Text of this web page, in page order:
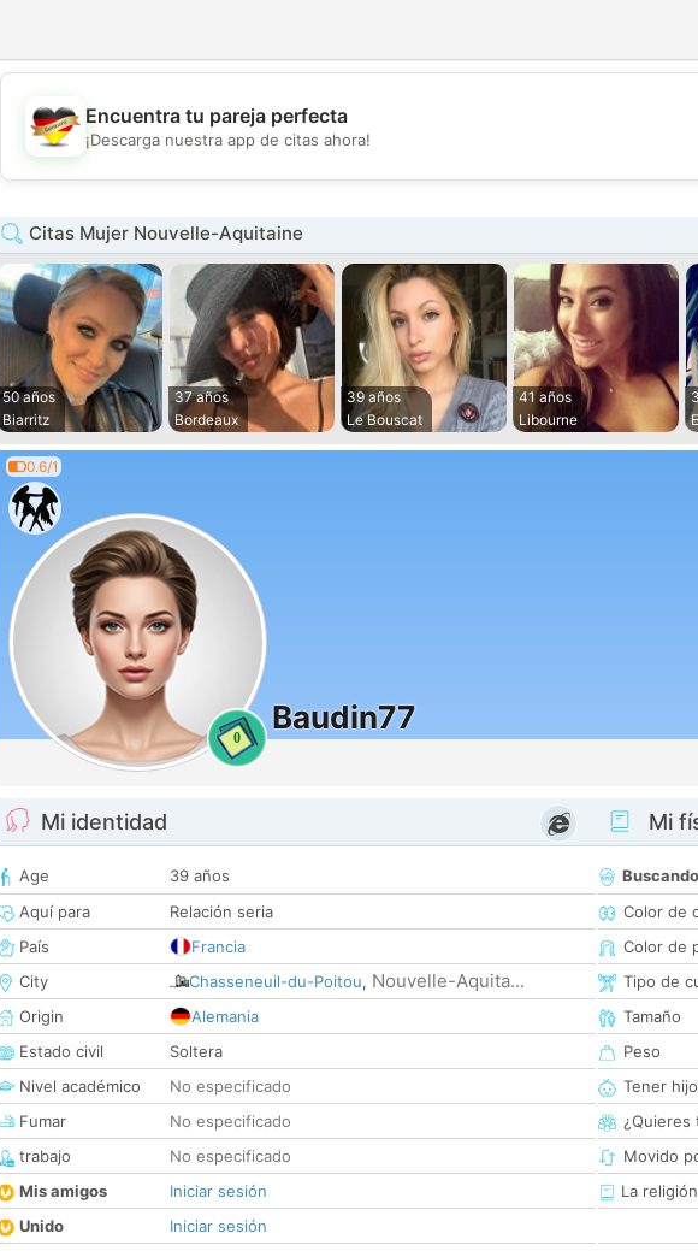
💕
Encuentra tu pareja perfecta
¡Descarga nuestra app de citas ahora!
Citas Mujer Nouvelle-Aquitaine
50 años
Biarritz
37 años
Bordeaux
39 años
Le Bouscat
41 años
Libourne
0.6/1
0
Baudin77
Mi identidad
Age
39 años
Aquí para
Relación seria
País
Francia
City
Chasseneuil-du-Poitou, Nouvelle-Aquita...
Origin
Alemania
Estado civil
Soltera
Nivel académico
No especificado
Fumar
No especificado
trabajo
No especificado
Mis amigos
Iniciar sesión
Unido
Iniciar sesión
Mi
Buscando
Color de
Color de
Tipo de
Tamaño
Peso
Tener
¿Quieres
Movido
La religión